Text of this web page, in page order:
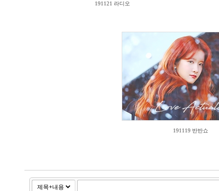
191121 라디오
506
191119 반반쇼